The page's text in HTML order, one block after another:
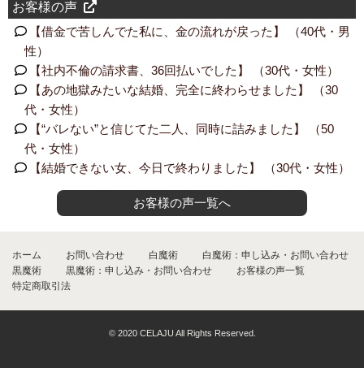
お客様の声
【借金で苦しんでた私に、金の流れが戻った】 （40代・男
性）
【社内不倫の請求書、36回払いでした】 （30代・女性）
【あの地獄みたいな結婚、完全に終わらせました】 （30
代・女性）
【“バレない”と信じてた二人、同時に詰みました】 （50
代・女性）
【結婚できない女、今日で終わりました】 （30代・女性）
お客様の声一覧へ
ホーム お問い合わせ 白魔術
白魔術：申し込み・お問い合わせ
黒魔術
黒魔術：申し込み・お問い合わせ
お客様の声一覧
特定商取引法
© 2020 CELAJU All Rights Reserved.